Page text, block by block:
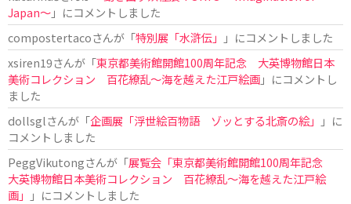
Japan〜」にコメントしました
compostertacoさんが「特別展「水滸伝」
」にコメントしました
xsiren19さんが「東京都美術館開館100周年記念 大英博物館日本
美術コレクション 百花繚乱～海を越えた江戸絵画」にコメントし
ました
dollsglさんが「企画展「浮世絵百物語 ゾッとする北斎の絵」
」に
コメントしました
PeggVikutongさんが「展覧会「東京都美術館開館100周年記念
大英博物館日本美術コレクション 百花繚乱〜海を越えた江戸絵
画」
」にコメントしました